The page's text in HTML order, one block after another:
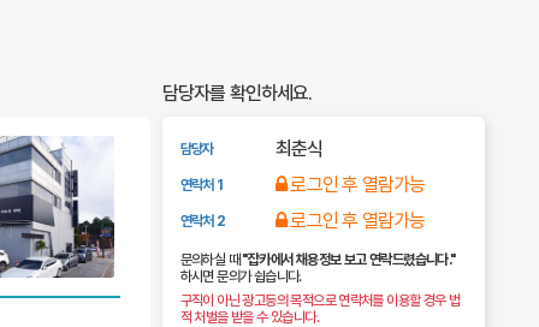
담당자를 확인하세요.
담당자 최춘식
연락처 1 로그인 후 열람가능
연락처 2 로그인 후 열람가능
문의하실 때 "잡카에서 채용정보 보고 연락드렸습니다."
하시면 문의가 쉽습니다.
구직이 아닌 광고등의 목적으로 연락처를 이용할 경우 법
적 처벌을 받을 수 있습니다.